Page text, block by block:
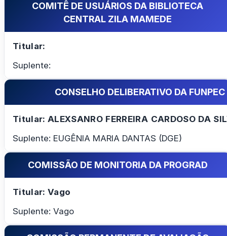
COMITÊ DE USUÁRIOS DA BIBLIOTECA
CENTRAL ZILA MAMEDE
Titular:
Suplente:
CONSELHO DELIBERATIVO DA FUNPEC
Titular: ALEXSANRO FERREIRA CARDOSO DA
Suplente: EUGÊNIA MARIA DANTAS (DGE)
COMISSÃO DE MONITORIA DA PROGRAD
Titular: Vago
Suplente: Vago